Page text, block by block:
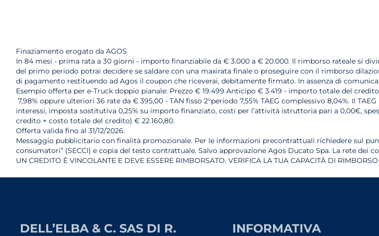
Finaziamento erogato da AGOS
In 84 mesi - prima rata a 30 giorni - importo finanziabile da € 3.000 a € 20.000. Il rimborso rateale si
del primo periodo potrai decidere se saldare con una maxirata finale o proseguire con il rimborso
di pagamento restituendo ad Agos il coupon che riceverai, debitamente firmato. In assenza di
Esempio offerta per e-Truck doppio pianale: Prezzo € 19.499 Anticipo € 3.419 - importo totale del credito
7,98% oppure ulteriori 36 rate da € 395,00 - TAN fisso 2°periodo 7,55% TAEG complessivo 8,04%. Il
interessi, imposta sostitutiva 0,25% su importo finanziato, costi per l’attività istruttoria pari a 0,00€,
credito + costo totale del credito) € 22.160,80.
Offerta valida fino al 31/12/2026.
Messaggio pubblicitario con finalità promozionale. Per le informazioni precontrattuali richiedere sul
consumatori” (SECCI) e copia del testo contrattuale. Salvo approvazione Agos Ducato Spa. La rete dei
UN CREDITO È VINCOLANTE E DEVE ESSERE RIMBORSATO. VERIFICA LA TUA CAPACITÀ DI
DELL’ELBA & C. SAS DI R.
INFORMATIVA